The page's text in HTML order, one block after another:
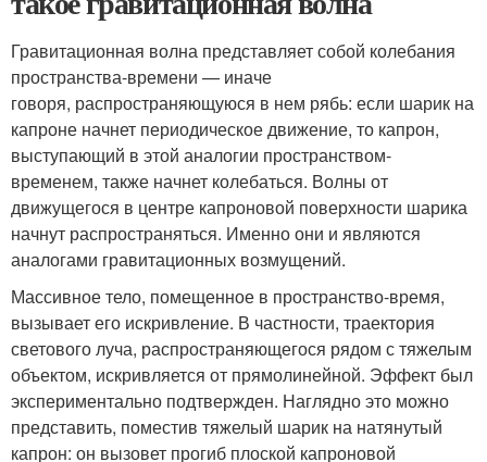
Гравитационная волна представляет собой колебания
пространства-времени — иначе
говоря, распространяющуюся в нем рябь: если шарик на
капроне начнет периодическое движение, то капрон,
выступающий в этой аналогии пространством-
временем, также начнет колебаться. Волны от
движущегося в центре капроновой поверхности шарика
начнут распространяться. Именно они и являются
аналогами гравитационных возмущений.
Массивное тело, помещенное в пространство-время,
вызывает его искривление. В частности, траектория
светового луча, распространяющегося рядом с тяжелым
объектом, искривляется от прямолинейной. Эффект был
экспериментально подтвержден. Наглядно это можно
представить, поместив тяжелый шарик на натянутый
капрон: он вызовет прогиб плоской капроновой